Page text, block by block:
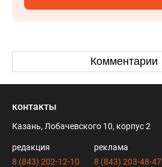
Комментарии
контакты
Казань, Лобачевского 10, корпус 2
редакция
8 (843) 202-12-10
реклама
8 (843) 203-48-47